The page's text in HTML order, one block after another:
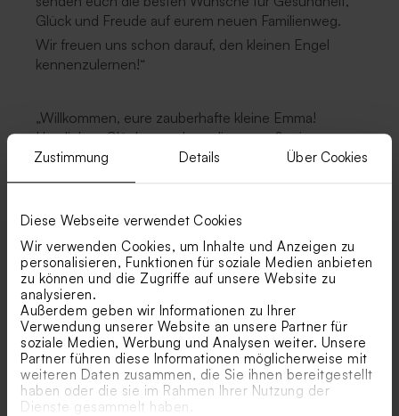
Zustimmung Details Über Cookies
Diese Webseite verwendet Cookies
Wir verwenden Cookies, um Inhalte und Anzeigen zu
personalisieren, Funktionen für soziale Medien anbieten
zu können und die Zugriffe auf unsere Website zu
analysieren.
Außerdem geben wir Informationen zu Ihrer
Verwendung unserer Website an unsere Partner für
soziale Medien, Werbung und Analysen weiter. Unsere
Partner führen diese Informationen möglicherweise mit
weiteren Daten zusammen, die Sie ihnen bereitgestellt
haben oder die sie im Rahmen Ihrer Nutzung der
Dienste gesammelt haben.
Glück und Freude auf eurem neuen Familienweg.
Wir freuen uns schon darauf, den kleinen Engel
kennenzulernen!“
„Willkommen, eure zauberhafte kleine Emma!
Herzlichen Glückwunsch zu dieser großartigen
Nachricht. Möge jeder Moment mit eurem Baby
Mit herzlicher Zuneigung.“
„Herzlichen Glückwunsch zur Geburt eures kleinen
Lukas! Möge dieses neue Kapitel voller
unvergesslicher Momente und grenzenlosem Glück
sein. Wir freuen uns schon sehr darauf, euren
kleinen Schatz kennenzulernen.
Genießt jeden Augenblick dieses wundervollen
Abenteuers!“